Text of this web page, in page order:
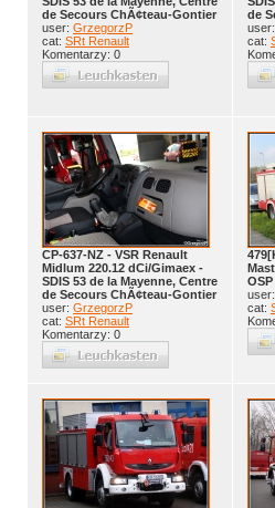
de Secours ChÃ¢teau-Gontier
user: GrzegorzP
cat: SRt Renault
Komentarzy: 0
de
cat:
CP-637-NZ - VSR Renault
Midlum 220.12 dCi/Gimaex -
SDIS 53 de la Mayenne, Centre
de Secours ChÃ¢teau-Gontier
user: GrzegorzP
cat: SRt Renault
Komentarzy: 0
cat: